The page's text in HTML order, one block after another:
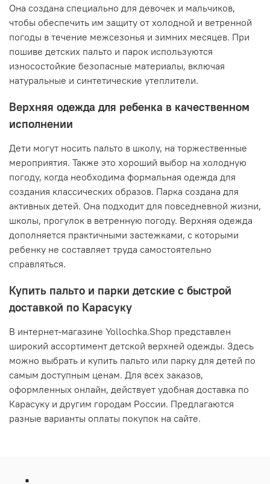
Она создана специально для девочек и мальчиков,
чтобы обеспечить им защиту от холодной и ветренной
погоды в течение межсезонья и зимних месяцев. При
пошиве детских пальто и парок используются
износостойкие безопасные материалы, включая
натуральные и синтетические утеплители.
Верхняя одежда для ребенка в качественном
исполнении
Дети могут носить пальто в школу, на торжественные
мероприятия. Также это хороший выбор на холодную
погоду, когда необходима формальная одежда для
создания классических образов. Парка создана для
активных детей. Она подходит для повседневной жизни,
школы, прогулок в ветренную погоду. Верхняя одежда
дополняется практичными застежками, с которыми
ребенку не составляет труда самостоятельно
справляться.
Купить пальто и парки детские с быстрой
доставкой по Карасуку
В интернет-магазине Yollochka.Shop представлен
широкий ассортимент детской верхней одежды. Здесь
можно выбрать и купить пальто или парку для детей по
самым доступным ценам. Для всех заказов,
оформленных онлайн, действует удобная доставка по
Карасуку и другим городам России. Предлагаются
разные варианты оплаты покупок на сайте.